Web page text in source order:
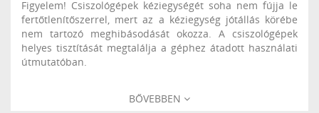
Figyelem! Csiszológépek kéziegységét soha nem fújja le
fertőtlenítőszerrel, mert az a kéziegység jótállás körébe
nem tartozó meghibásodását okozza. A csiszológépek
helyes tisztítását megtalálja a géphez átadott használati
útmutatóban.
BŐVEBBEN